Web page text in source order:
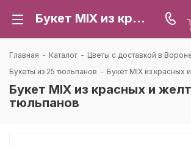
Букет MIX из красных и желтых тюльпанов: цена и доставка в Воронеже | Каталея
Главная - Каталог - Цветы с доставкой в
Букеты из 25 тюльпанов - Букет MIX из красных
Букет MIX из красных и
тюльпанов